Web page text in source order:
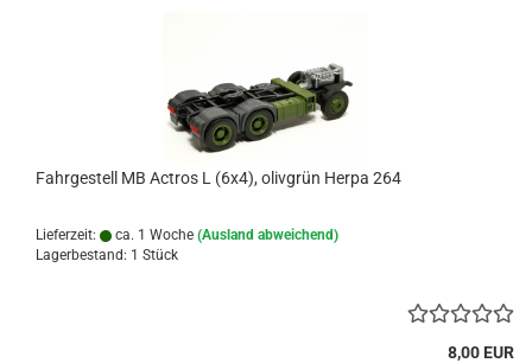
Fahrgestell MB Actros L (6x4), olivgrün Herpa 264
Lieferzeit: ca. 1 Woche (Ausland abweichend)
Lagerbestand: 1 Stück
8,00 EUR